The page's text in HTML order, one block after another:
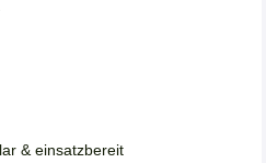
& einsatzbereit